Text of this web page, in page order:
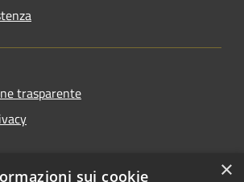
trasparente
accessibilità
×
sui cookie